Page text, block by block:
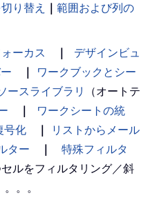
り替え ｜ 範囲および列の
ーカス ｜
デザインビュ
｜
ワークブックとシー
ースライブラリ
（オートテ
｜
ワークシートの統
号化 ｜
リストからメール
ター ｜
特殊フィルタ
ルをフィルタリング／斜
。。